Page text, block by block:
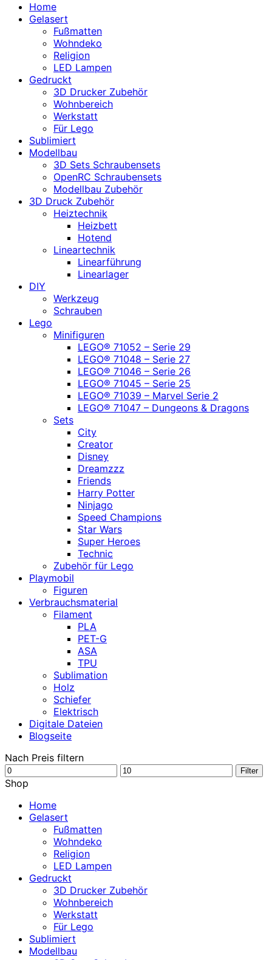
Home
Gelasert
Fußmatten
Wohndeko
Religion
LED Lampen
Gedruckt
3D Drucker Zubehör
Wohnbereich
Werkstatt
Für Lego
Sublimiert
Modellbau
3D Sets Schraubensets
OpenRC Schraubensets
Modellbau Zubehör
3D Druck Zubehör
Heiztechnik
Heizbett
Hotend
Lineartechnik
Linearführung
Linearlager
DIY
Werkzeug
Schrauben
Lego
Minifiguren
LEGO® 71052 – Serie 29
LEGO® 71048 – Serie 27
LEGO® 71046 – Serie 26
LEGO® 71045 – Serie 25
LEGO® 71039 – Marvel Serie 2
LEGO® 71047 – Dungeons & Dragons
Sets
City
Creator
Disney
Dreamzzz
Friends
Harry Potter
Ninjago
Speed Champions
Star Wars
Super Heroes
Technic
Zubehör für Lego
Playmobil
Figuren
Verbrauchsmaterial
Filament
PLA
PET-G
ASA
TPU
Sublimation
Holz
Schiefer
Elektrisch
Digitale Dateien
Blogseite
Nach Preis filtern
Min.
Preis
Max.
Filter
Shop
Home
Gelasert
Fußmatten
Wohndeko
Religion
LED Lampen
Gedruckt
3D Drucker Zubehör
Wohnbereich
Werkstatt
Für Lego
Sublimiert
Modellbau